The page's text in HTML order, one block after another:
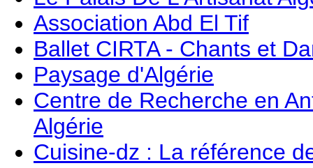
Association Abd El Tif
Ballet CIRTA - Chants et
Paysage d'Algérie
Centre de Recherche en
Algérie
Cuisine-dz : La référence